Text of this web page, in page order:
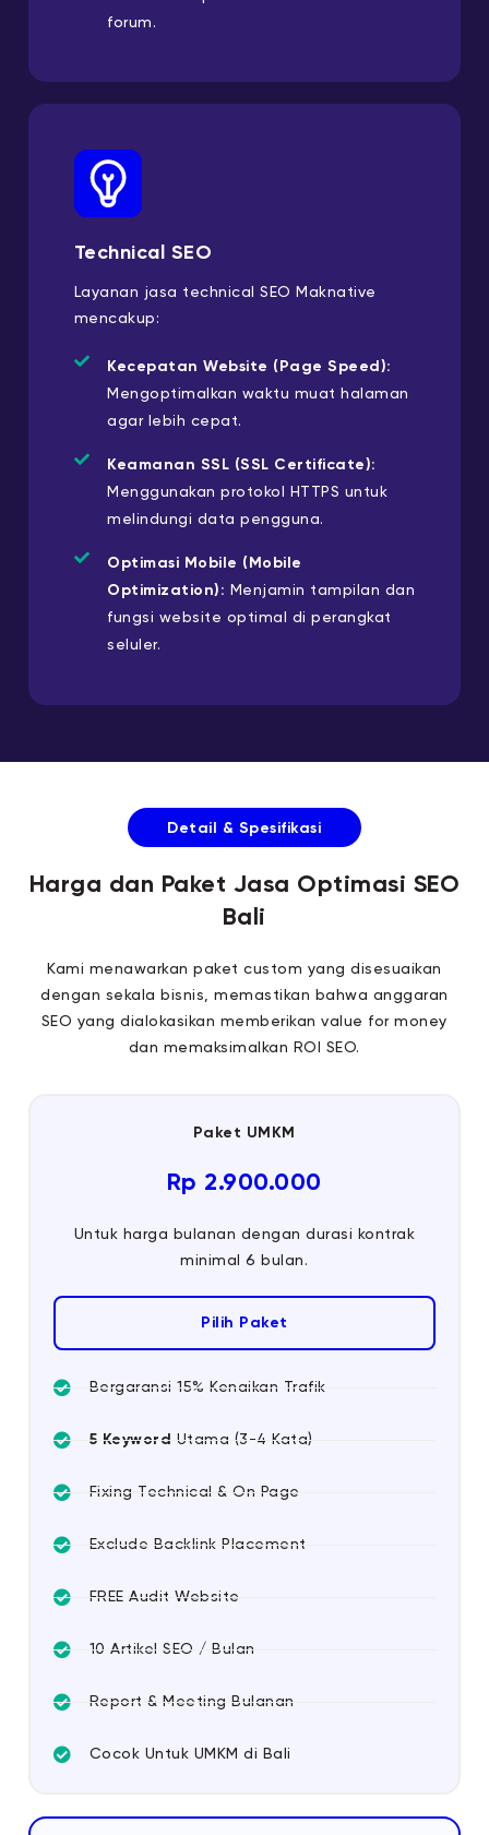
forum.
Technical SEO
Layanan jasa technical SEO Maknative
mencakup:
Kecepatan Website (Page Speed):
Mengoptimalkan waktu muat halaman
agar lebih cepat.
Keamanan SSL (SSL Certificate):
Menggunakan protokol HTTPS untuk
melindungi data pengguna.
Optimasi Mobile (Mobile
Optimization): Menjamin tampilan dan
fungsi website optimal di perangkat
seluler.
Detail & Spesifikasi
Harga dan Paket Jasa Optimasi SEO
Bali
Kami menawarkan paket custom yang disesuaikan
dengan sekala bisnis, memastikan bahwa anggaran
SEO yang dialokasikan memberikan value for money
dan memaksimalkan ROI SEO.
Paket UMKM
Rp 2.900.000
Untuk harga bulanan dengan durasi kontrak
minimal 6 bulan.
Pilih Paket
Bergaransi 15% Kenaikan Trafik
5 Keyword Utama (3-4 Kata)
Fixing Technical & On Page
Exclude Backlink Placement
FREE Audit Website
10 Artikel SEO / Bulan
Report & Meeting Bulanan
Cocok Untuk UMKM di Bali